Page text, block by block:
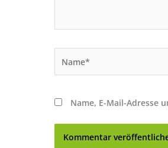
Name, E-Mail-Adresse